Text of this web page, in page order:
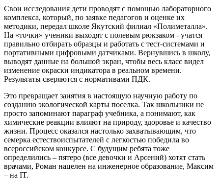
Свои исследования дети проводят с помощью лабораторного
комплекса, который, по заявке педагогов и оценке их
методики, передал школе Якутский филиал «Полиметалла».
На «точки» ученики выходят с полевым рюкзаком - учатся
правильно отбирать образцы и работать с тест-системами и
портативными цифровыми датчиками. Вернувшись в школу,
выводят данные на большой экран, чтобы весь класс видел
изменение окраски индикатора в реальном времени.
Результаты сверяются с нормативами ПДК.
Это превращает занятия в настоящую научную работу по
созданию экологической карты поселка. Так школьники не
просто запоминают параграф учебника, а понимают, как
химические реакции влияют на природу, здоровье и качество
жизни. Процесс оказался настолько захватывающим, что
семерка естествоиспытателей с легкостью победила во
всероссийском конкурсе. С будущим ребята тоже
определились – пятеро (все девочки и Арсений) хотят стать
врачами, Роман нацелен на инженерное образование, Максим
– на IT.